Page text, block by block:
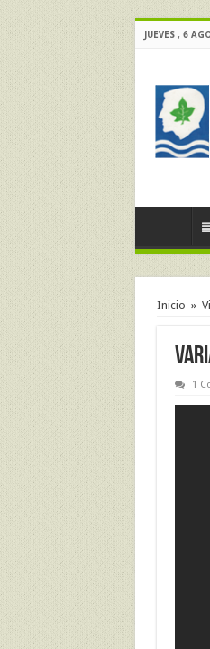
JUEVES , 6
Inicio »
1